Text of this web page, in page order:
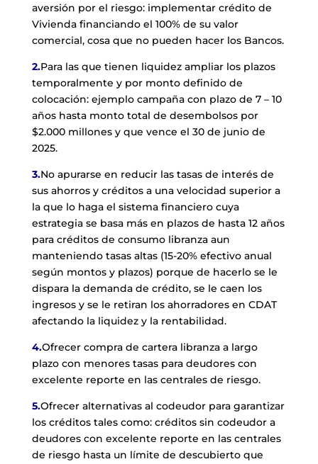
aversión por el riesgo: implementar crédito de
Vivienda financiando el 100% de su valor
comercial, cosa que no pueden hacer los Bancos.
2.Para las que tienen liquidez ampliar los plazos
temporalmente y por monto definido de
colocación: ejemplo campaña con plazo de 7 – 10
años hasta monto total de desembolsos por
$2.000 millones y que vence el 30 de junio de
2025.
3.No apurarse en reducir las tasas de interés de
sus ahorros y créditos a una velocidad superior a
la que lo haga el sistema financiero cuya
estrategia se basa más en plazos de hasta 12 años
para créditos de consumo libranza aun
manteniendo tasas altas (15-20% efectivo anual
según montos y plazos) porque de hacerlo se le
dispara la demanda de crédito, se le caen los
ingresos y se le retiran los ahorradores en CDAT
afectando la liquidez y la rentabilidad.
4.Ofrecer compra de cartera libranza a largo
plazo con menores tasas para deudores con
excelente reporte en las centrales de riesgo.
5.Ofrecer alternativas al codeudor para garantizar
los créditos tales como: créditos sin codeudor a
deudores con excelente reporte en las centrales
de riesgo hasta un límite de descubierto que